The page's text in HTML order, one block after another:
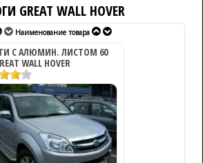
GREAT WALL HOVER
Наименование товара
С АЛЮМИН. ЛИСТОМ 60
WALL HOVER